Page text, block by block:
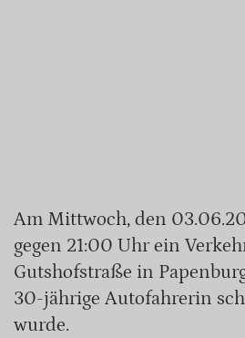
Am Mittwoch, den
gegen 21:00 Uhr ein
Gutshofstraße in
30-jährige Autofahrerin
wurde.